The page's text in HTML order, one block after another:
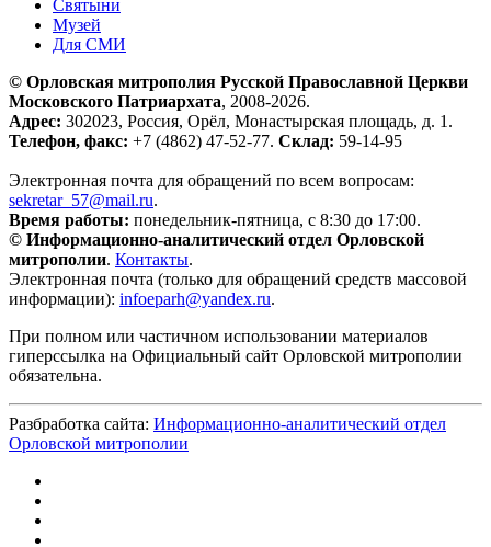
Святыни
Музей
Для СМИ
© Орловская митрополия Русской Православной Церкви
Московского Патриархата, 2008-2026.
Адрес: 302023, Россия, Орёл, Монастырская площадь, д. 1.
Телефон, факс: +7 (4862) 47-52-77. Склад: 59-14-95
Электронная почта для обращений по всем вопросам:
sekretar_57@mail.ru.
Время работы: понедельник-пятница, с 8:30 до 17:00.
© Информационно-аналитический отдел Орловской
митрополии. Контакты.
Электронная почта (только для обращений средств массовой
информации): infoeparh@yandex.ru.
При полном или частичном использовании материалов
гиперссылка на Официальный сайт Орловской митрополии
обязательна.
Разбработка сайта: Информационно-аналитический отдел
Орловской митрополии